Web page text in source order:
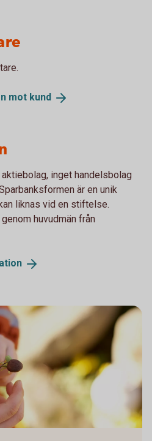
mot kund
inget handelsbolag
är en unik
liknas vid en stiftelse.
huvudmän från